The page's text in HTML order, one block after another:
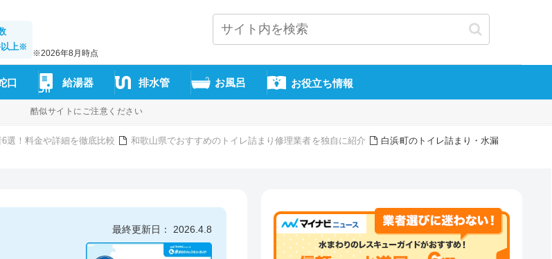
上※
※2026年8月時点
口 給湯器 排水管 お風呂 お役立ち情報
酷似サイトにご注意ください
選！料金や詳細を徹底比較 和歌山県でおすすめのトイレ詰まり修理業者を独自に紹介
白浜町のトイレ詰まり・水漏
最終更新日： 2026.4.8